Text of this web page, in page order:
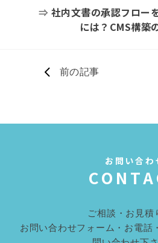
⇒ 社内文書の承認フロー
には？CMS構築
前の記事
お問い合わ
ご相談・お見積
お問い合わせフォーム・お電話